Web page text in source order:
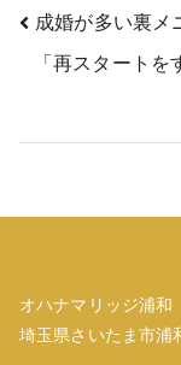
投
稿
ゲ
シ
成婚が多い裏メ
「再スタート
オハナマリッジ浦和
埼玉県さいたま市浦